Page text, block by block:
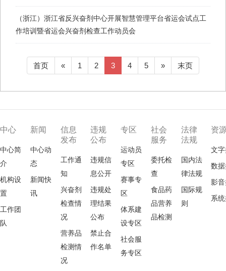
（浙江）浙江省反兴奋剂中心开展智慧管理平台省运会试点工
作培训暨省运会兴奋剂检查工作动员会
首页 « 1 2 3 4 5 » 末页
中心
中心简
介
机构设
置
工作团
队
新闻
中心动
态
新闻快
讯
信息
发布
工作通
知
兴奋剂
检查情
况
营养品
检测情
况
违规
公布
违规信
息公开
违规处
理结果
公布
禁止合
作名单
专区
运动员
专区
赛事专
区
体系建
设专区
社会服
务专区
社会
服务
委托检
查
食品药
品营养
品检测
法律
法规
国内法
律法规
国际规
则
资
文
数
影
系